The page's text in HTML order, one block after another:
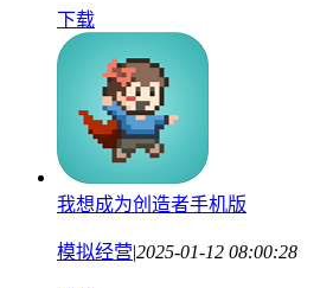
下载
我想成为创造者手机版
模拟经营|2025-01-12 08:00:28